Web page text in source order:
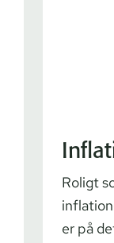
Roligt
er på